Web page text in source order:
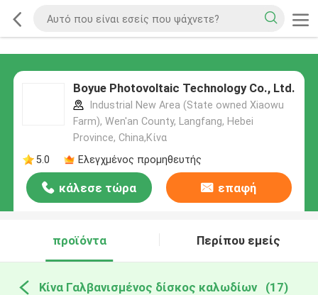
Boyue Photovoltaic Technology Co., Ltd.
Industrial New Area (State owned Xiaowu
Farm), Wen'an County, Langfang, Hebei
Province, China,Κίνα
5.0
Ελεγχμένος προμηθευτής
κάλεσε τώρα επαφή
προϊόντα Περίπου εμείς
Κίνα Γαλβανισμένος δίσκος καλωδίων (17)